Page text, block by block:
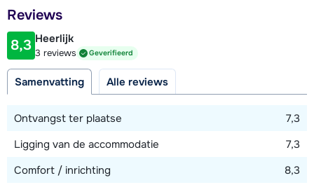
4 kilometer
Afstand tot piste
4 kilometer
500 meter
Reviews
8,3 Heerlijk
3 reviews Geverifieerd
Samenvatting Alle reviews
Ontvangst ter plaatse
7,3
Ligging van de accommodatie
7,3
Comfort / inrichting
8,3